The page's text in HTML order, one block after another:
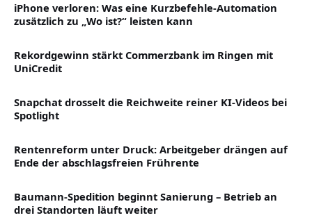
iPhone verloren: Was eine Kurzbefehle-Automation
zusätzlich zu „Wo ist?“ leisten kann
Rekordgewinn stärkt Commerzbank im Ringen mit
UniCredit
Snapchat drosselt die Reichweite reiner KI-Videos bei
Spotlight
Rentenreform unter Druck: Arbeitgeber drängen auf
Ende der abschlagsfreien Frührente
Baumann-Spedition beginnt Sanierung – Betrieb an
drei Standorten läuft weiter